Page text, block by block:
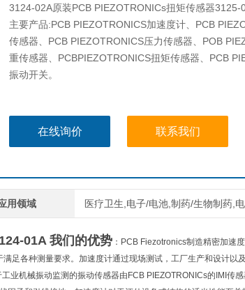
3124-02A原装PCB PIEZOTRONICs扭矩传感器3125-
主要产品:PCB PIEZOTRONICS加速度计、PCB
传感器、PCB PIEZOTRONICS压力传感器、POB
重传感器、PCBPIEZOTRONICS扭矩传感器、PCB
振动开关。
在线询价 联系我们
用领域 医疗卫生,电子/电池,制药/生物制药,
01A我们的优势 ：PCB Fiezotronics制造精密加速
足各种测量要求。加速度计通过现场测试，工厂生产和设计以
机械振动监测的振动传感器由FCB PIEZOTRONICs的IMI传感